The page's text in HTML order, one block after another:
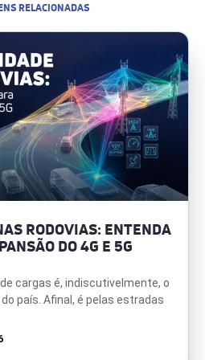
RELACIONADAS
RODOVIAS: ENTENDA
DO 4G E 5G
cargas é, indiscutivelmente, o
país. Afinal, é pelas estradas